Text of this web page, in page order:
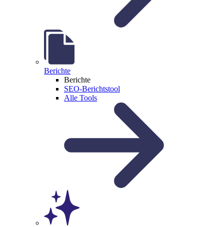
Berichte
Berichte
SEO-Berichtstool
Alle Tools